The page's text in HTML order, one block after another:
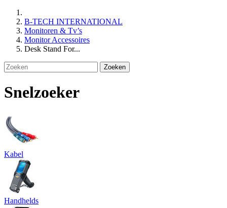
B-TECH INTERNATIONAL
Monitoren & Tv’s
Monitor Accessoires
Desk Stand For...
Zoeken
Snelzoeker
Kabel
Handhelds